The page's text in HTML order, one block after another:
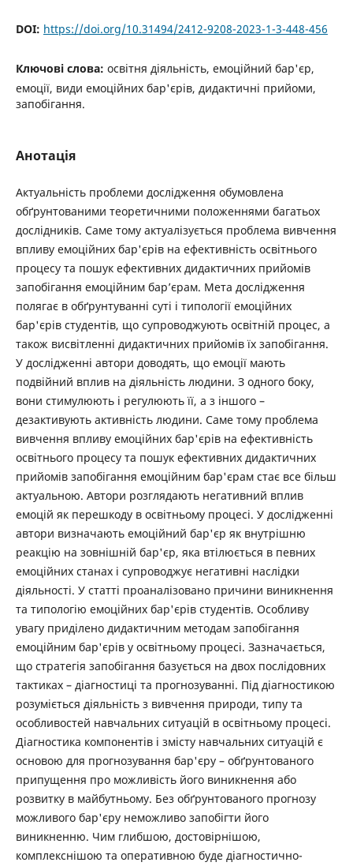
DOI: https://doi.org/10.31494/2412-9208-2023-1-3-448-456
Ключові слова: освітня діяльність, емоційний бар'єр,
емоції, види емоційних бар'єрів, дидактичні прийоми,
запобігання.
Анотація
Актуальність проблеми дослідження обумовлена
обґрунтованими теоретичними положеннями багатьох
дослідників. Саме тому актуалізується проблема вивчення
впливу емоційних бар'єрів на ефективність освітнього
процесу та пошук ефективних дидактичних прийомів
запобігання емоційним бар’єрам. Мета дослідження
полягає в обґрунтуванні суті і типології емоційних
бар'єрів студентів, що супроводжують освітній процес, а
також висвітленні дидактичних прийомів їх запобігання.
У дослідженні автори доводять, що емоції мають
подвійний вплив на діяльність людини. З одного боку,
вони стимулюють і регулюють її, а з іншого –
дезактивують активність людини. Саме тому проблема
вивчення впливу емоційних бар'єрів на ефективність
освітнього процесу та пошук ефективних дидактичних
прийомів запобігання емоційним бар'єрам стає все більш
актуальною. Автори розглядають негативний вплив
емоцій як перешкоду в освітньому процесі. У дослідженні
автори визначають емоційний бар'єр як внутрішню
реакцію на зовнішній бар'єр, яка втілюється в певних
емоційних станах і супроводжує негативні наслідки
діяльності. У статті проаналізовано причини виникнення
та типологію емоційних бар'єрів студентів. Особливу
увагу приділено дидактичним методам запобігання
емоційним бар'єрів у освітньому процесі. Зазначається,
що стратегія запобігання базується на двох послідовних
тактиках – діагностиці та прогнозуванні. Під діагностикою
розуміється діяльність з вивчення природи, типу та
особливостей навчальних ситуацій в освітньому процесі.
Діагностика компонентів і змісту навчальних ситуацій є
основою для прогнозування бар'єру – обґрунтованого
припущення про можливість його виникнення або
розвитку в майбутньому. Без обґрунтованого прогнозу
можливого бар'єру неможливо запобігти його
виникненню. Чим глибшою, достовірнішою,
комплекснішою та оперативною буде діагностично-